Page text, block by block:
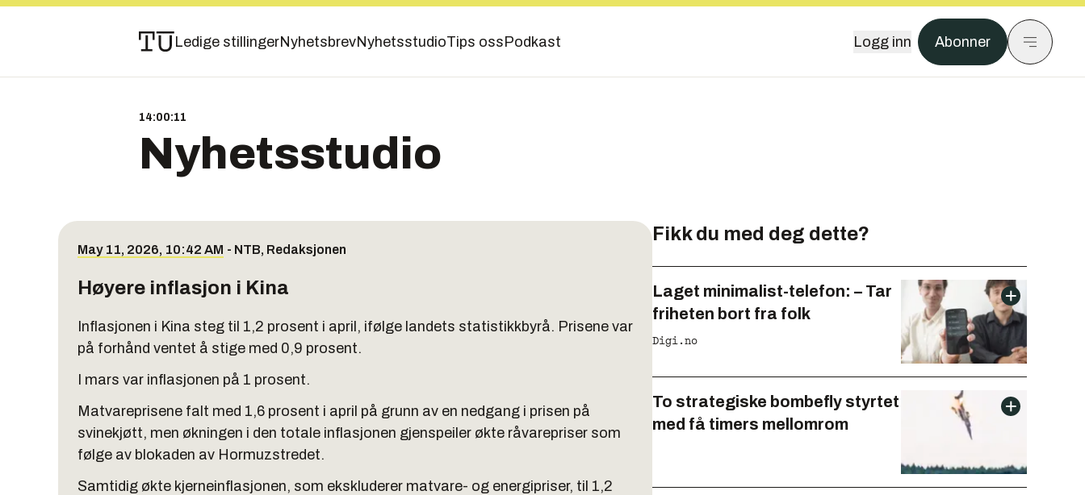
Ledige stillingerNyhetsbrevNyhetsstudioTips oss Podkast Logg inn Abonner
14:00:12
Nyhetsstudio
May 11, 2026, 10:42 AM - NTB, Redaksjonen
Høyere inflasjon i Kina
Inflasjonen i Kina steg til 1,2 prosent i april, ifølge landets statistikkbyrå. Prisene var
på forhånd ventet å stige med 0,9 prosent.
I mars var inflasjonen på 1 prosent.
Matvareprisene falt med 1,6 prosent i april på grunn av en nedgang i prisen på
svinekjøtt, men økningen i den totale inflasjonen gjenspeiler økte råvarepriser som
følge av blokaden av Hormuzstredet.
Samtidig økte kjerneinflasjonen, som ekskluderer matvare- og energipriser, til 1,2
Fikk du med deg dette?
Laget minimalist-telefon: – Tar
friheten bort fra folk
Digi.no
To strategiske bombefly styrtet
med få timers mellomrom